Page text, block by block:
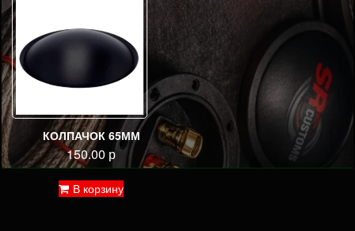
КОЛПАЧОК 65ММ
150.00 р
В корзину